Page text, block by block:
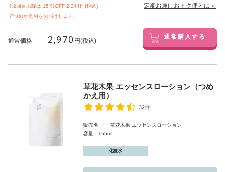
※2回目以降は 15 %OFF 2,244円(税込)
でつめかえ用をお届けします。
定期お届けおトク便とは＞
通常価格 2,970 円(税込) 通常購入する
草花木果 エッセンスローション（つめ
かえ用）
32件
販売名 : 草花木果 エッセンスローション
容量：155mL
化粧水